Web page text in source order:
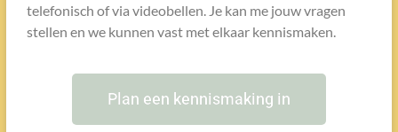
telefonisch of via videobellen. Je kan me jouw vragen
stellen en we kunnen vast met elkaar kennismaken.
Plan een kennismaking in